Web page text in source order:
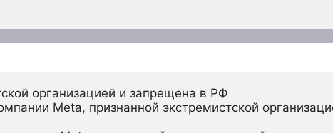
организацией и запрещена в РФ
Meta, признанной экстремистской